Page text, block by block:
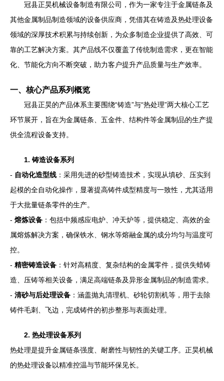
冠县正昊机械设备制造有限公司，作为一家专注于金属链条及
其他金属制品制造领域的设备供应商，凭借其在铸造及热处理设备
领域的深厚技术积累与持续创新，为众多制造企业提供了高效、可
靠的工艺解决方案。其产品线不仅覆盖了传统制造需求，更在智能
化、节能化方向不断突破，助力客户提升产品质量与生产效率。
一、核心产品系列概览
冠县正昊的产品体系主要围绕“铸造”与“热处理”两大核心工艺
环节展开，旨在为金属链条、五金件、结构件等金属制品的生产提
供全流程设备支持。
1. 铸造设备系列
- 自动化造型线 ：采用先进的砂型铸造技术，实现从填砂、压实到
起模的全自动化操作，显著提高铸件成型精度与一致性，尤其适用
于大批量链条零件的生产。
- 熔炼设备 ：包括中频感应电炉、冲天炉等，提供稳定、高效的金
属熔炼解决方案，确保铁水、钢水等熔融金属的成分均匀与温度可
控。
- 精密铸造设备 ：针对高精度、复杂结构的金属零件，提供失蜡铸
造、压铸等相关设备，满足高端链条及异形金属制品的制造需求。
- 清砂与后处理设备 ：涵盖抛丸清理机、砂轮切割机等，用于去除
铸件毛刺、飞边，完成铸件的初步整形与表面处理。
2. 热处理设备系列
热处理是提升金属链条强度、耐磨性与韧性的关键工序。正昊机械
的热处理设备以精准控温与节能环保见长。